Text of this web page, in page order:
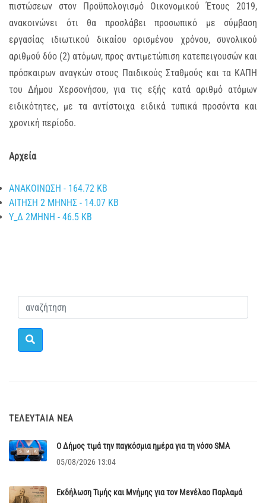
πιστώσεων στον Προϋπολογισμό Οικονομικού Έτους 2019,
ανακοινώνει ότι θα προσλάβει προσωπικό με σύμβαση
εργασίας ιδιωτικού δικαίου ορισμένου χρόνου, συνολικού
αριθμού δύο (2) ατόμων, προς αντιμετώπιση κατεπειγουσών και
πρόσκαιρων αναγκών στους Παιδικούς Σταθμούς και τα ΚΑΠΗ
του Δήμου Χερσονήσου, για τις εξής κατά αριθμό ατόμων
ειδικότητες, με τα αντίστοιχα ειδικά τυπικά προσόντα και
χρονική περίοδο.
Αρχεία
ΑΝΑΚΟΙΝΩΣΗ - 164.72 KB
ΑΙΤΗΣΗ 2 ΜΗΝΗΣ - 14.07 KB
Υ_Δ 2ΜΗΝΗ - 46.5 KB
ΤΕΛΕΥΤΑΊΑ ΝΈΑ
Ο Δήμος τιμά την παγκόσμια ημέρα για τη νόσο SMA
05/08/2026 13:04
Εκδήλωση Τιμής και Μνήμης για τον Μενέλαο Παρλαμά